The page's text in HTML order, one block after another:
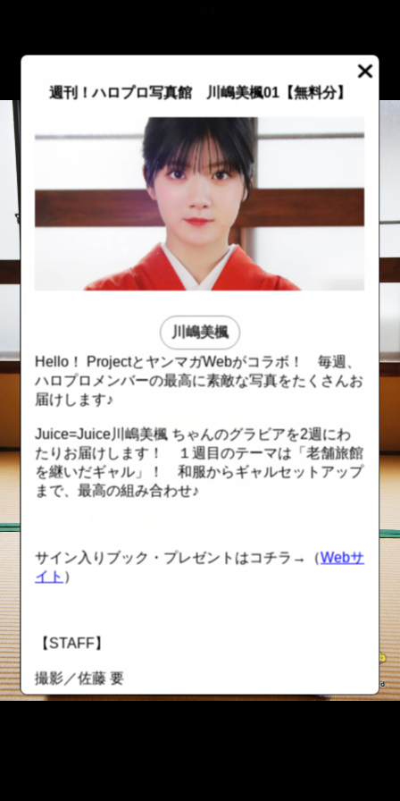
週刊！ハロプロ写真館 川嶋美楓01【無料分】
川嶋美楓
Hello！ ProjectとヤンマガWebがコラボ！ 毎週、
ハロプロメンバーの最高に素敵な写真をたくさんお
届けします♪
Juice=Juice川嶋美楓 ちゃんのグラビアを2週にわ
たりお届けします！ １週目のテーマは「老舗旅館
を継いだギャル」！ 和服からギャルセットアップ
まで、最高の組み合わせ♪
サイン入りブック・プレゼントはコチラ→（Webサ
イト ）
【STAFF】
撮影／佐藤 要
::fzkqzrz.oi ::fzkqzrz.oi